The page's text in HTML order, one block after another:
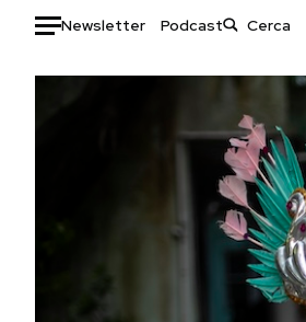
Newsletter Podcast
Moda
Libri
Ok